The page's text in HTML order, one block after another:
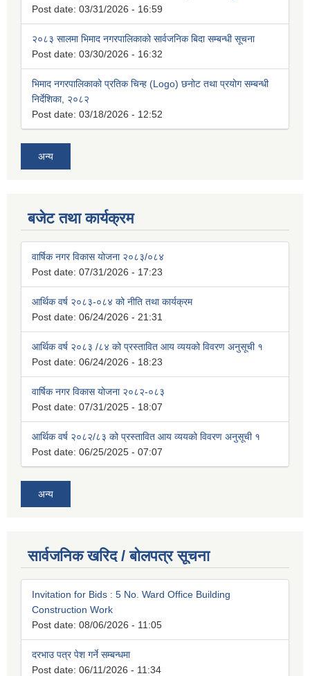
Post date: 03/31/2026 - 16:59
२०८३ सालमा भिमाद नगरपालिकाको सार्वजनिक बिदा सम्बन्धी सूचना
Post date: 03/30/2026 - 16:32
भिमाद नगरपालिकाको प्रतिक चिन्ह (Logo) छनोट तथा प्रयोग सम्बन्धी
निर्देशिका, २०८२
Post date: 03/18/2026 - 12:52
अन्य
बजेट तथा कार्यक्रम
वार्षिक नगर विकास योजना २०८३/०८४
Post date: 07/31/2026 - 17:23
आर्थिक वर्ष २०८३-०८४ को नीति तथा कार्यक्रम
Post date: 06/24/2026 - 21:31
आर्थिक वर्ष २०८३ /८४ को प्रस्तावित आय व्ययको विवरण अनुसूची १
Post date: 06/24/2026 - 18:23
वार्षिक नगर विकास योजना २०८२-०८३
Post date: 07/31/2025 - 18:07
आर्थिक वर्ष २०८२/८३ को प्रस्तावित आय व्ययको विवरण अनुसूची १
Post date: 06/25/2025 - 07:07
अन्य
सार्वजनिक खरिद / बोलपत्र सूचना
Invitation for Bids : 5 No. Ward Office Building
Construction Work
Post date: 08/06/2026 - 11:05
दरभाउ पत्र पेश गर्ने सम्बन्धमा
Post date: 06/11/2026 - 11:34